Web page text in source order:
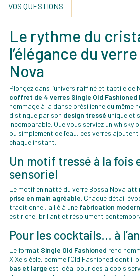
VOS QUESTIONS
Le rythme du
l’élégance du
Nova
Plongez dans l’univers raffiné et tactile de
coffret de 4 verres Single Old Fashioned
hommage à la danse brésilienne du même
distingue par son design tressé unique et
incomparable. Que vous serviez un whisky
ou simplement de l’eau, ces verres
chaque instant.
Un motif tressé à la fois
sensoriel
Le motif en natté du verre Bossa Nova
prise en main agréable. Chaque détail
traditionnel, allié à une fabrication
est riche, brillant et résolument
Pour les cocktails... à
Le format Single Old Fashioned rend
XIXe siècle, comme l’Old Fashioned dont il
bas et large est idéal pour des alcools